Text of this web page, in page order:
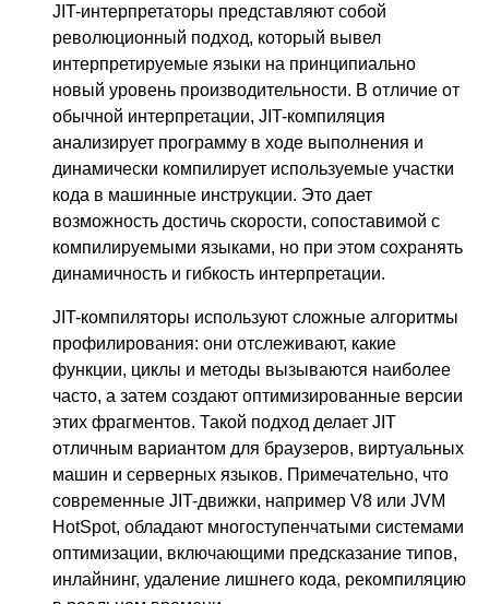
JIT-интерпретаторы представляют собой
революционный подход, который вывел
интерпретируемые языки на принципиально
новый уровень производительности. В отличие от
обычной интерпретации, JIT-компиляция
анализирует программу в ходе выполнения и
динамически компилирует используемые участки
кода в машинные инструкции. Это дает
возможность достичь скорости, сопоставимой с
компилируемыми языками, но при этом сохранять
динамичность и гибкость интерпретации.
JIT-компиляторы используют сложные алгоритмы
профилирования: они отслеживают, какие
функции, циклы и методы вызываются наиболее
часто, а затем создают оптимизированные версии
этих фрагментов. Такой подход делает JIT
отличным вариантом для браузеров, виртуальных
машин и серверных языков. Примечательно, что
современные JIT-движки, например V8 или JVM
HotSpot, обладают многоступенчатыми системами
оптимизации, включающими предсказание типов,
инлайнинг, удаление лишнего кода, рекомпиляцию